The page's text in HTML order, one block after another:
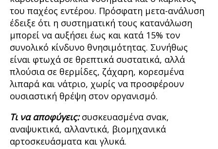
του παχέος εντέρου. Πρόσφατη μετα-ανάλυση
έδειξε ότι η συστηματική τους κατανάλωση
μπορεί να αυξήσει έως και κατά 15% τον
συνολικό κίνδυνο θνησιμότητας. Συνήθως
είναι φτωχά σε θρεπτικά συστατικά, αλλά
πλούσια σε θερμίδες, ζάχαρη, κορεσμένα
λιπαρά και νάτριο, χωρίς να προσφέρουν
ουσιαστική θρέψη στον οργανισμό.
Τι να αποφύγεις:συσκευασμένα σνακ,
αναψυκτικά, αλλαντικά, βιομηχανικά
αρτοσκευάσματα και γλυκά.